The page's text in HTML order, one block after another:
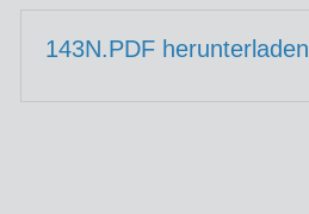
143N.PDF herunterladen